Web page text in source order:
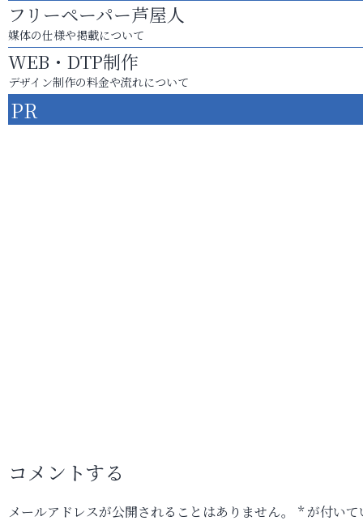
フリーペーパー芦屋人
媒体の仕様や掲載について
WEB・DTP制作
デザイン制作の料金や流れについて
PR
コメントする
メールアドレスが公開されることはありません。 *が付いて